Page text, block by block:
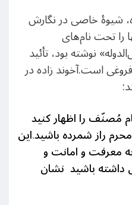
شيوۀ خاصی در نگارش
را تحت نام‌های
نوشته بود، تأئید
است.آخوند زاده در
مُصنّف را اظهار كنيد
راز شمرده باشيد.اين
معرفت و امانت و
داشته باشيد نشان